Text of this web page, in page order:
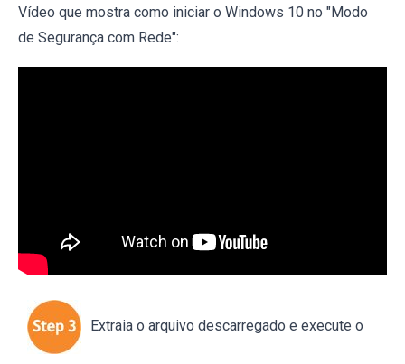
Vídeo que mostra como iniciar o Windows 10 no "Modo
de Segurança com Rede":
Extraia o arquivo descarregado e execute o